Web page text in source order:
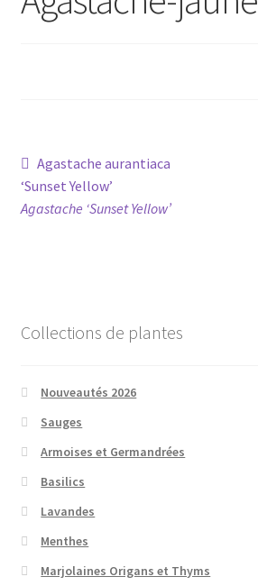
Avis GOOGLE
Navigation
de
Article
précédent :
Agastache aurantiaca
‘Sunset Yellow’
Agastache ‘Sunset Yellow’
Collections de plantes
Nouveautés 2026
Sauges
Armoises et Germandrées
Basilics
Lavandes
Menthes
Marjolaines Origans et Thyms